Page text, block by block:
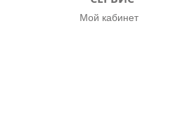
Мой кабинет